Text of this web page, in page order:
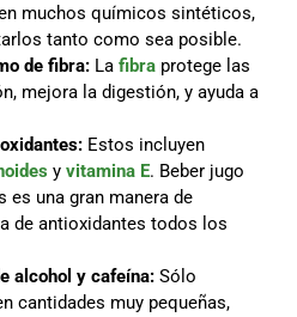
muchos químicos sintéticos,
tanto como sea posible.
de fibra: La fibra protege las
mejora la digestión, y ayuda a
Estos incluyen
y vitamina E. Beber jugo
es una gran manera de
de antioxidantes todos los
alcohol y cafeína: Sólo
cantidades muy pequeñas,